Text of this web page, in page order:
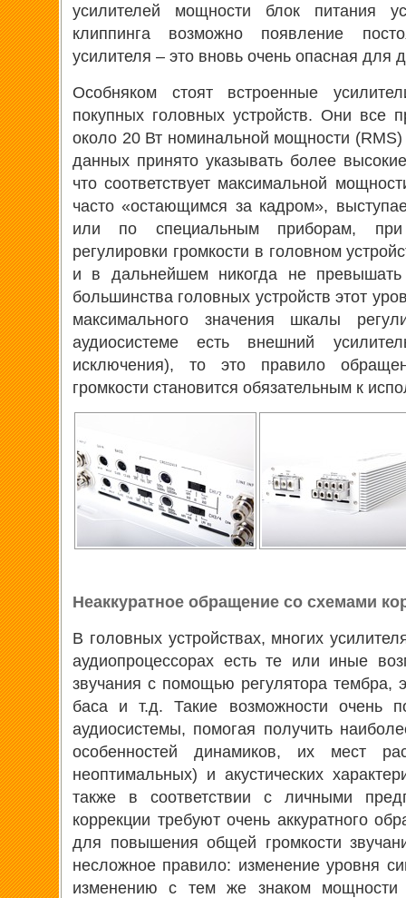
усилителей мощности блок питания
клиппинга возможно появление
усилителя – это вновь очень опасная для
Особняком стоят встроенные
покупных головных устройств. Они все
около 20 Вт номинальной мощности
данных принято указывать более
что соответствует максимальной
часто «остающимся за кадром»,
или по специальным приборам,
регулировки громкости в головном
и в дальнейшем никогда не превышать
большинства головных устройств этот
максимального значения шкалы
аудиосистеме есть внешний
исключения), то это правило
громкости становится обязательным к
Неаккуратное обращение со схемами
В головных устройствах, многих
аудиопроцессорах есть те или иные
звучания с помощью регулятора тембра,
баса и т.д. Такие возможности очень
аудиосистемы, помогая получить
особенностей динамиков, их мест
неоптимальных) и акустических
также в соответствии с личными
коррекции требуют очень аккуратного
для повышения общей громкости
несложное правило: изменение уровня
изменению с тем же знаком мощности